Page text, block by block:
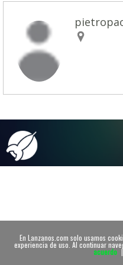
En Lanzanos.com solo usamos
experiencia de uso. Al continuar
acuerdo